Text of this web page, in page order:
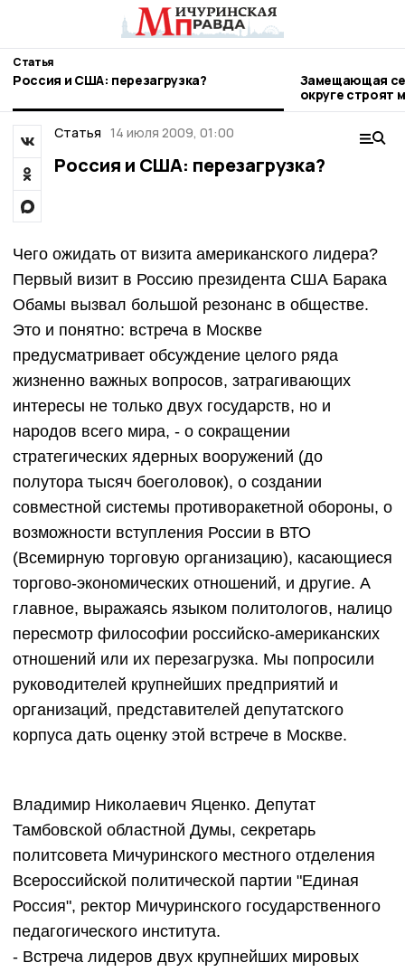
Статья
Россия и США: перезагрузка?
Замещающая
округе строят
Статья 14 июля 2009, 01:00
Россия и США: перезагрузка?
Чего ожидать от визита американского лидера?
Первый визит в Россию президента США Барака
Обамы вызвал большой резонанс в обществе.
Это и понятно: встреча в Москве
предусматривает обсуждение целого ряда
жизненно важных вопросов, затрагивающих
интересы не только двух государств, но и
народов всего мира, - о сокращении
стратегических ядерных вооружений (до
полутора тысяч боеголовок), о создании
совместной системы противоракетной обороны, о
возможности вступления России в ВТО
(Всемирную торговую организацию), касающиеся
торгово-экономических отношений, и другие. А
главное, выражаясь языком политологов, налицо
пересмотр философии российско-американских
отношений или их перезагрузка. Мы попросили
руководителей крупнейших предприятий и
организаций, представителей депутатского
корпуса дать оценку этой встрече в Москве.
Владимир Николаевич Яценко. Депутат
Тамбовской областной Думы, секретарь
политсовета Мичуринского местного отделения
Всероссийской политической партии "Единая
Россия", ректор Мичуринского государственного
педагогического института.
- Встреча лидеров двух крупнейших мировых